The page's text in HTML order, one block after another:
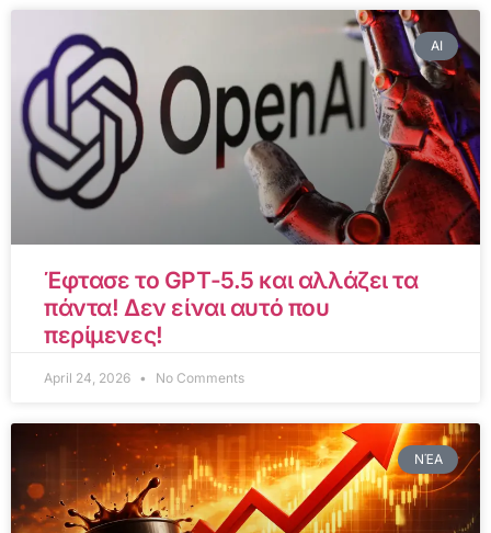
AI
Έφτασε το GPT-5.5 και αλλάζει τα
πάντα! Δεν είναι αυτό που
περίμενες!
April 24, 2026 No Comments
ΝΈΑ